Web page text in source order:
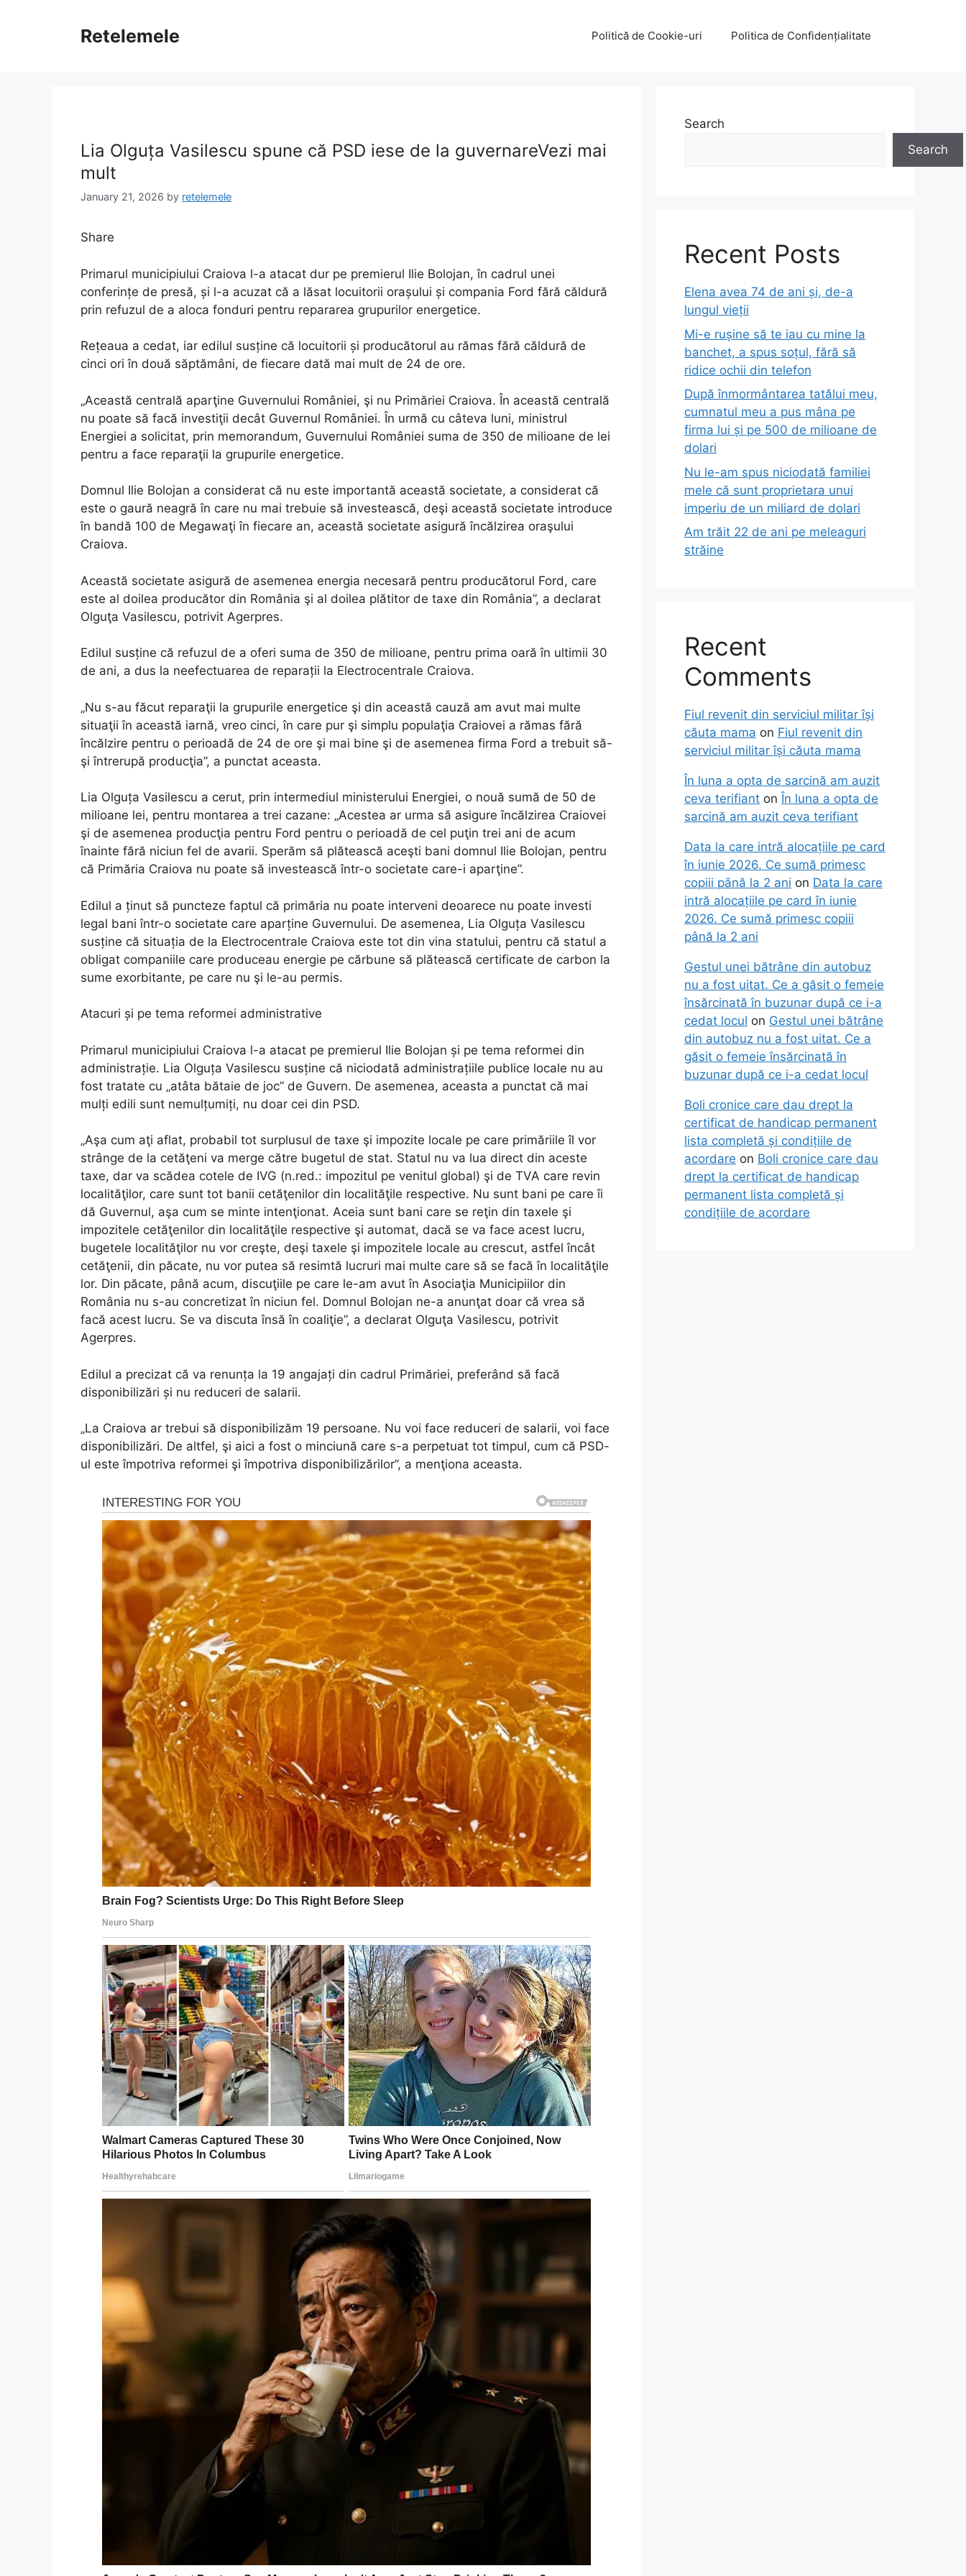
Retelemele Politică de Cookie-uri Politica de Confidențialitate
Lia Olguța Vasilescu spune că PSD iese de la guvernareVezi mai
mult
January 21, 2026 by retelemele
Share
Primarul municipiului Craiova l-a atacat dur pe premierul Ilie Bolojan, în cadrul unei
conferințe de presă, și l-a acuzat că a lăsat locuitorii orașului și compania Ford fără căldură
prin refuzul de a aloca fonduri pentru repararea grupurilor energetice.
Rețeaua a cedat, iar edilul susține că locuitorii și producătorul au rămas fără căldură de
cinci ori în două săptămâni, de fiecare dată mai mult de 24 de ore.
„Această centrală aparţine Guvernului României, şi nu Primăriei Craiova. În această centrală
nu poate să facă investiţii decât Guvernul României. În urmă cu câteva luni, ministrul
Energiei a solicitat, prin memorandum, Guvernului României suma de 350 de milioane de lei
pentru a face reparaţii la grupurile energetice.
Domnul Ilie Bolojan a considerat că nu este importantă această societate, a considerat că
este o gaură neagră în care nu mai trebuie să investească, deşi această societate introduce
în bandă 100 de Megawaţi în fiecare an, această societate asigură încălzirea oraşului
Craiova.
Această societate asigură de asemenea energia necesară pentru producătorul Ford, care
este al doilea producător din România şi al doilea plătitor de taxe din România”, a declarat
Olguţa Vasilescu, potrivit Agerpres.
Edilul susține că refuzul de a oferi suma de 350 de milioane, pentru prima oară în ultimii 30
de ani, a dus la neefectuarea de reparații la Electrocentrale Craiova.
„Nu s-au făcut reparaţii la grupurile energetice şi din această cauză am avut mai multe
situaţii în această iarnă, vreo cinci, în care pur şi simplu populaţia Craiovei a rămas fără
încălzire pentru o perioadă de 24 de ore şi mai bine şi de asemenea firma Ford a trebuit să-
şi întrerupă producţia”, a punctat aceasta.
Lia Olguța Vasilescu a cerut, prin intermediul ministerului Energiei, o nouă sumă de 50 de
milioane lei, pentru montarea a trei cazane: „Acestea ar urma să asigure încălzirea Craiovei
şi de asemenea producţia pentru Ford pentru o perioadă de cel puţin trei ani de acum
înainte fără niciun fel de avarii. Sperăm să plătească aceşti bani domnul Ilie Bolojan, pentru
că Primăria Craiova nu poate să investească într-o societate care-i aparţine”.
Edilul a ținut să puncteze faptul că primăria nu poate interveni deoarece nu poate investi
legal bani într-o societate care aparține Guvernului. De asemenea, Lia Olguța Vasilescu
susține că situația de la Electrocentrale Craiova este tot din vina statului, pentru că statul a
obligat companiile care produceau energie pe cărbune să plătească certificate de carbon la
sume exorbitante, pe care nu şi le-au permis.
Atacuri și pe tema reformei administrative
Primarul municipiului Craiova l-a atacat pe premierul Ilie Bolojan și pe tema reformei din
administrație. Lia Olguța Vasilescu susține că niciodată administrațiile publice locale nu au
fost tratate cu „atâta bătaie de joc” de Guvern. De asemenea, aceasta a punctat că mai
mulți edili sunt nemulțumiți, nu doar cei din PSD.
„Aşa cum aţi aflat, probabil tot surplusul de taxe şi impozite locale pe care primăriile îl vor
strânge de la cetăţeni va merge către bugetul de stat. Statul nu va lua direct din aceste
taxe, dar va scădea cotele de IVG (n.red.: impozitul pe venitul global) şi de TVA care revin
localităţilor, care sunt tot banii cetăţenilor din localităţile respective. Nu sunt bani pe care îi
dă Guvernul, aşa cum se minte intenţionat. Aceia sunt bani care se reţin din taxele şi
impozitele cetăţenilor din localităţile respective şi automat, dacă se va face acest lucru,
bugetele localităţilor nu vor creşte, deşi taxele şi impozitele locale au crescut, astfel încât
cetăţenii, din păcate, nu vor putea să resimtă lucruri mai multe care să se facă în localităţile
lor. Din păcate, până acum, discuţiile pe care le-am avut în Asociaţia Municipiilor din
România nu s-au concretizat în niciun fel. Domnul Bolojan ne-a anunţat doar că vrea să
facă acest lucru. Se va discuta însă în coaliţie”, a declarat Olguţa Vasilescu, potrivit
Agerpres.
Edilul a precizat că va renunța la 19 angajați din cadrul Primăriei, preferând să facă
disponibilizări și nu reduceri de salarii.
„La Craiova ar trebui să disponibilizăm 19 persoane. Nu voi face reduceri de salarii, voi face
disponibilizări. De altfel, şi aici a fost o minciună care s-a perpetuat tot timpul, cum că PSD-
ul este împotriva reformei şi împotriva disponibilizărilor”, a menţiona aceasta.
Search
Search
Recent Posts
Elena avea 74 de ani și, de-a
lungul vieții
Mi-e rușine să te iau cu mine la
banchet, a spus soțul, fără să
ridice ochii din telefon
După înmormântarea tatălui meu,
cumnatul meu a pus mâna pe
firma lui și pe 500 de milioane de
dolari
Nu le-am spus niciodată familiei
mele că sunt proprietara unui
imperiu de un miliard de dolari
Am trăit 22 de ani pe meleaguri
străine
Recent
Comments
Fiul revenit din serviciul militar își
căuta mama on Fiul revenit din
serviciul militar își căuta mama
În luna a opta de sarcină am auzit
ceva terifiant on În luna a opta de
sarcină am auzit ceva terifiant
Data la care intră alocațiile pe card
în iunie 2026. Ce sumă primesc
copiii până la 2 ani on Data la care
intră alocațiile pe card în iunie
2026. Ce sumă primesc copiii
până la 2 ani
Gestul unei bătrâne din autobuz
nu a fost uitat. Ce a găsit o femeie
însărcinată în buzunar după ce i-a
cedat locul on Gestul unei bătrâne
din autobuz nu a fost uitat. Ce a
găsit o femeie însărcinată în
buzunar după ce i-a cedat locul
Boli cronice care dau drept la
certificat de handicap permanent
lista completă și condițiile de
acordare on Boli cronice care dau
drept la certificat de handicap
permanent lista completă și
condițiile de acordare